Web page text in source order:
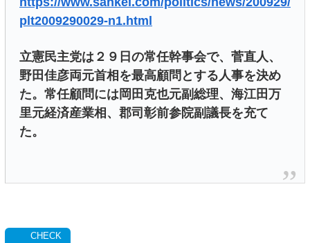
plt2009290029-n1.html
立憲民主党は２９日の常任幹事会で、菅直人、
野田佳彦両元首相を最高顧問とする人事を決め
た。常任顧問には岡田克也元副総理、海江田万
里元経済産業相、郡司彰前参院副議長を充て
た。